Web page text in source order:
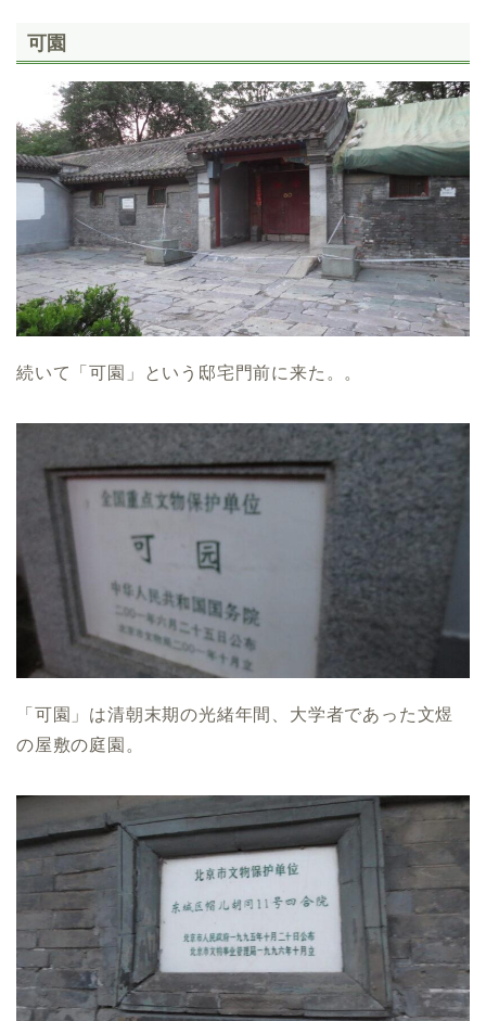
可園
続いて「可園」という邸宅門前に来た。。
「可園」は清朝末期の光緒年間、大学者であった文煜
の屋敷の庭園。